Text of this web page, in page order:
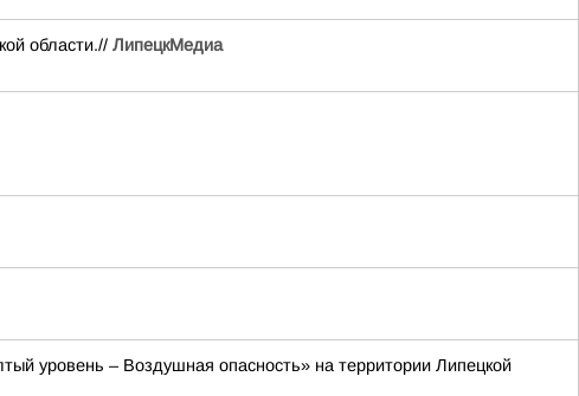
области.// ЛипецкМедиа
уровень – Воздушная опасность» на территории Липецкой